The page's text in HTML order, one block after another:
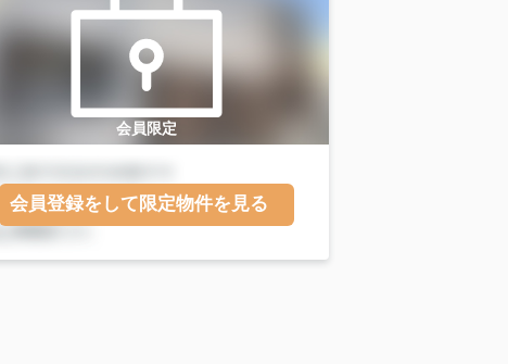
会員限定
会員登録をして限定物件を見る